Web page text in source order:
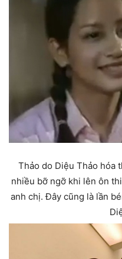
Thảo do Diệu Thảo hóa
nhiều bỡ ngỡ khi lên ôn
anh chị. Đây cũng là lần